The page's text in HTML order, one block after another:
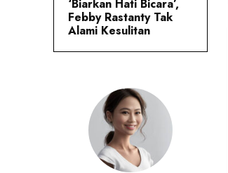
‘Biarkan Hati Bicara’,
Febby Rastanty Tak
Alami Kesulitan